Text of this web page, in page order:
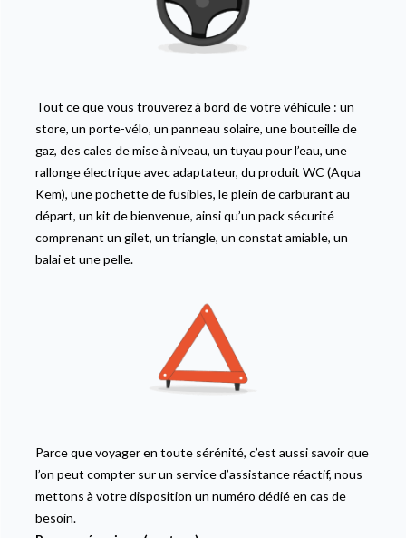
Tout ce que vous trouverez à bord de votre véhicule : un
store, un porte-vélo, un panneau solaire, une bouteille de
gaz, des cales de mise à niveau, un tuyau pour l’eau, une
rallonge électrique avec adaptateur, du produit WC (Aqua
Kem), une pochette de fusibles, le plein de carburant au
départ, un kit de bienvenue, ainsi qu’un pack sécurité
comprenant un gilet, un triangle, un constat amiable, un
balai et une pelle.
Parce que voyager en toute sérénité, c’est aussi savoir que
l’on peut compter sur un service d’assistance réactif, nous
mettons à votre disposition un numéro dédié en cas de
besoin.